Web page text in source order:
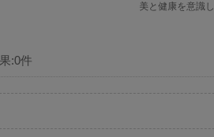
美と健康を意識
:0件